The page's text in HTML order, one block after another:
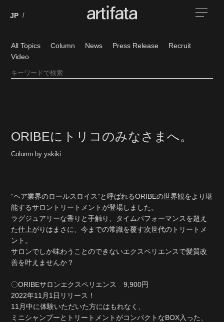
All Topics Column News Press Release
Recruit
Video
ORIBEにトリコのみなさまへ。
Column by yskiki
“ヘア業界のロールスロイス”と呼ばれるORIBEの世界観をより堪
能するサロントリートメントが登場しました。
ラグジュアリーな香りと手触り、タイムパフォーマンスを超え
た仕上がりはまさに、今までの常識を覆す次世代のトリートメ
ント。
サロンでしか味わうことのできないエクスペリエンスで髪質改
善を叶えませんか？
〇ORIBEサロンエクスペリエンス 9,900円
2022年11月1日リリース！
11月中に体験いただいた方にはもれなく、
ミニシャンプーとトリートメントがコンパクトなBOX入った、